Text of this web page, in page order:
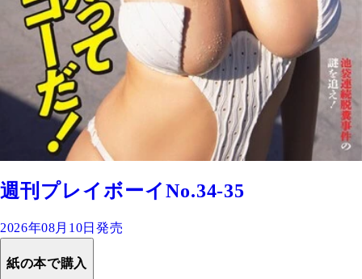
週刊プレイボーイNo.34-35
2026年08月10日発売
紙の本で購入